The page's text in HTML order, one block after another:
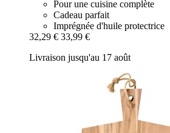
Pour une cuisine complète
Cadeau parfait
Imprégnée d'huile protectrice
32,29 € 33,99 €
Livraison jusqu'au 17 août